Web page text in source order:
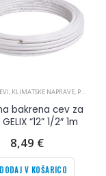
NAPRAVE
, KLIMATSKE NAPRAVE, PRIBOR ZA KLIMA NAPRAVE
bakrena cev za
“12” 1/2″ 1m
8,49 €
DODAJ V KOŠARICO